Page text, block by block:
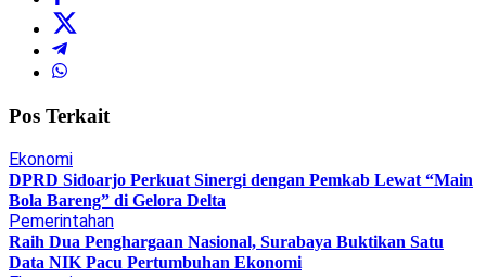
Pos Terkait
Ekonomi
DPRD Sidoarjo Perkuat Sinergi dengan Pemkab Lewat “Main
Bola Bareng” di Gelora Delta
Pemerintahan
Raih Dua Penghargaan Nasional, Surabaya Buktikan Satu
Data NIK Pacu Pertumbuhan Ekonomi